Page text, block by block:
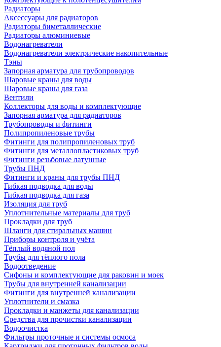
Радиаторы
Аксессуары для радиаторов
Радиаторы биметаллические
Радиаторы алюминиевые
Водонагреватели
Водонагреватели электрические накопительные
Тэны
Запорная арматура для трубопроводов
Шаровые краны для воды
Шаровые краны для газа
Вентили
Коллекторы для воды и комплектующие
Запорная арматура для радиаторов
Трубопроводы и фитинги
Полипропиленовые трубы
Фитинги для полипропиленовых труб
Фитинги для металлопластиковых труб
Фитинги резьбовые латунные
Трубы ПНД
Фитинги и краны для трубы ПНД
Гибкая подводка для воды
Гибкая подводка для газа
Изоляция для труб
Уплотнительные материалы для труб
Прокладки для труб
Шланги для стиральных машин
Приборы контроля и учёта
Тёплый водяной пол
Трубы для тёплого пола
Водоотведение
Сифоны и комплектующие для раковин и моек
Трубы для внутренней канализации
Фитинги для внутренней канализации
Уплотнители и смазка
Прокладки и манжеты для канализации
Средства для прочистки канализации
Водоочистка
Фильтры проточные и системы осмоса